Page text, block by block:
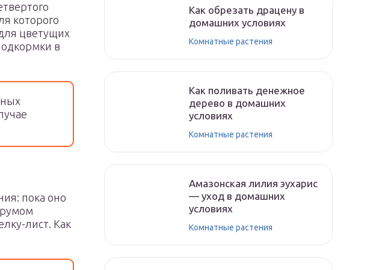
которого
цветущих
в
пока оно
лист. Как
Как обрезать драцену в
домашних условиях
Комнатные растения
Как поливать денежное
дерево в домашних
условиях
Комнатные растения
Амазонская лилия эухарис
— уход в домашних
условиях
Комнатные растения